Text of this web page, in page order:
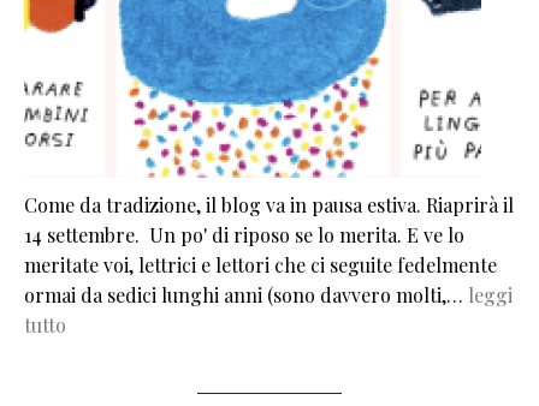
Come da tradizione, il blog va in pausa estiva. Riaprirà il
14 settembre. Un po' di riposo se lo merita. E ve lo
meritate voi, lettrici e lettori che ci seguite fedelmente
ormai da sedici lunghi anni (sono davvero molti,… leggi
tutto